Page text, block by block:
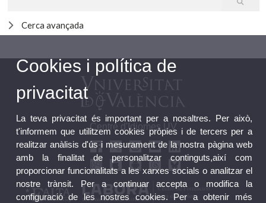
Cerca avançada
Centre d'Idiomes UV
Cookies i política de
privacitat
La teva privacitat és important per a nosaltres. Per això,
t'informem que utilitzem cookies pròpies i de tercers per a
realitzar anàlisis d'ús i mesurament de la nostra pàgina web
amb la finalitat de personalitzar continguts,així com
proporcionar funcionalitats a les xarxes socials o analitzar el
nostre trànsit. Per a continuar accepta o modifica la
configuració de les nostres cookies. Per a obtenir més